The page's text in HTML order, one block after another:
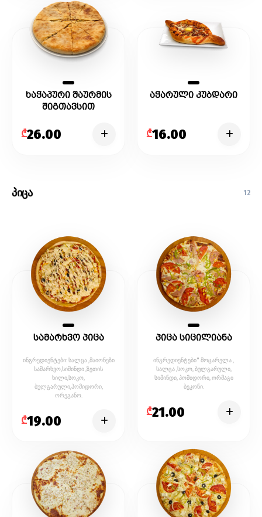
ხაჭაპური შაურმის
შიგთავსით
₾26.00
აჭარული კუბდარი
₾16.00
პიცა 12
სამარხვო პიცა
ინგრედიენტები: სალცა ,მაიონეზი
სამარხვო,სიმინდი ,ზეთის
ხილი,სოკო,
ბულგარული,პომიდორი,
ორეგანო.
₾19.00
პიცა სიცილიანა
ინგრედიენტები" მოცარელა ,
სალცა ,სოკო, ბულგარული,
სიმინდი, პომიდორი, ორმაგი
ბეკონი.
₾21.00